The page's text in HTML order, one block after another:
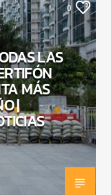
0
LAS
MÁS
|